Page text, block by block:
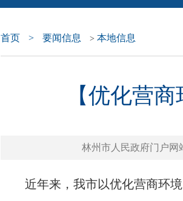
首页 > 要闻信息 > 本地信息
【优化营
林州市人民政府门户网
近年来，我市以优化营商环境